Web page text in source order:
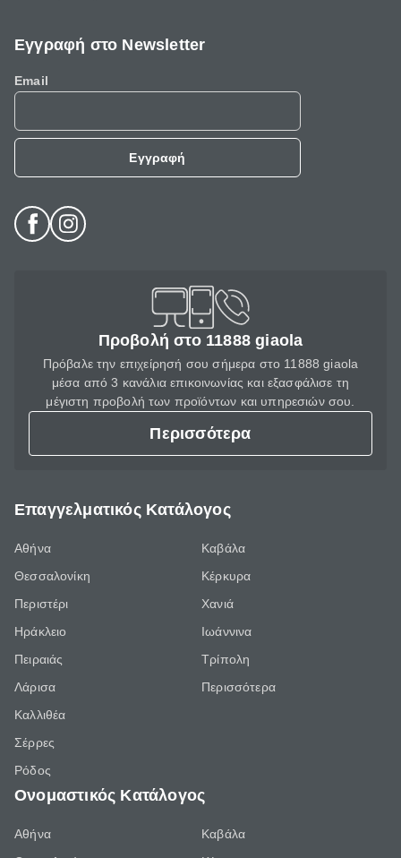
Εγγραφή στο Newsletter
Email
Εγγραφή
Προβολή στο 11888 giaola
Πρόβαλε την επιχείρησή σου σήμερα στο 11888 giaola
μέσα από 3 κανάλια επικοινωνίας και εξασφάλισε τη
μέγιστη προβολή των προϊόντων και υπηρεσιών σου.
Περισσότερα
Επαγγελματικός Κατάλογος
Αθήνα
Θεσσαλονίκη
Περιστέρι
Ηράκλειο
Πειραιάς
Λάρισα
Καλλιθέα
Σέρρες
Ρόδος
Καβάλα
Κέρκυρα
Χανιά
Ιωάννινα
Τρίπολη
Περισσότερα
Ονομαστικός Κατάλογος
Αθήνα
Καβάλα